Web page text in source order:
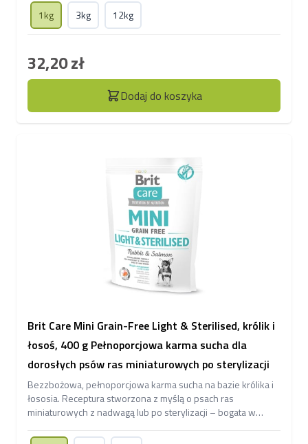
1kg 3kg 12kg
32,20 zł
Dodaj do koszyka
Brit Care Mini Grain-Free Light & Sterilised, królik i
łosoś, 400 g Pełnoporcjowa karma sucha dla
dorosłych psów ras miniaturowych po sterylizacji
Bezzbożowa, pełnoporcjowa karma sucha na bazie królika i
łososia. Receptura stworzona z myślą o psach ras
miniaturowych z nadwagą lub po sterylizacji – bogata w